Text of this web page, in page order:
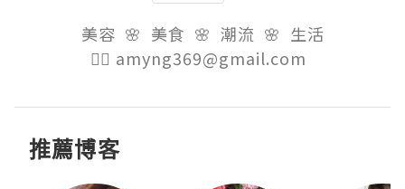
美容  🌸  美食  🌸  潮流  🌸  生活
👉🏻 amyng369@gmail.com
推薦博客